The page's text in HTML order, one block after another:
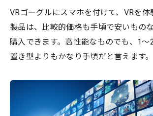
VRゴーグルにスマホを付けて、VRを
製品は、比較的価格も手頃で安いもの
購入できます。高性能なものでも、1〜
置き型よりもかなり手頃だと言えます。